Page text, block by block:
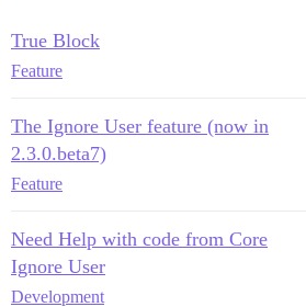
True Block
Feature
The Ignore User feature (now in
2.3.0.beta7)
Feature
Need Help with code from Core
Ignore User
Development